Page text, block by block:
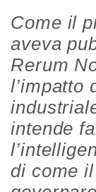
Come il
aveva
Rerum
l’impatto
intende
di come